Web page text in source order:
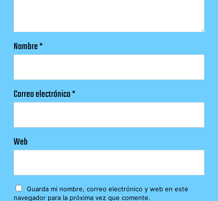
Nombre*
Correo electrónico*
Web
Guarda mi nombre, correo electrónico y web en este
navegador para la próxima vez que comente.